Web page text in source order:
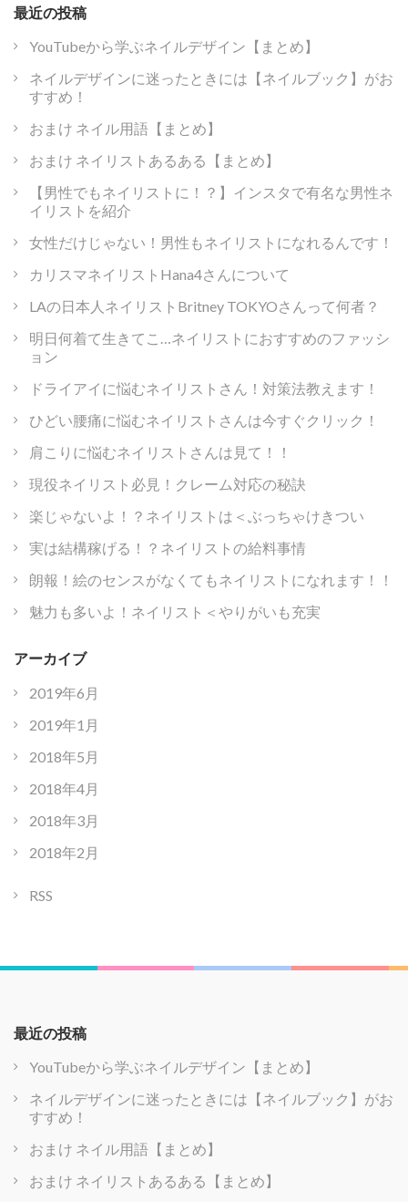
最近の投稿
YouTubeから学ぶネイルデザイン【まとめ】
ネイルデザインに迷ったときには【ネイルブック】がお
すすめ！
おまけ ネイル用語【まとめ】
おまけ ネイリストあるある【まとめ】
【男性でもネイリストに！？】インスタで有名な男性ネ
イリストを紹介
女性だけじゃない！男性もネイリストになれるんです！
カリスマネイリストHana4さんについて
LAの日本人ネイリストBritney TOKYOさんって何者？
明日何着て生きてこ…ネイリストにおすすめのファッシ
ョン
ドライアイに悩むネイリストさん！対策法教えます！
ひどい腰痛に悩むネイリストさんは今すぐクリック！
肩こりに悩むネイリストさんは見て！！
現役ネイリスト必見！クレーム対応の秘訣
楽じゃないよ！？ネイリストは＜ぶっちゃけきつい
実は結構稼げる！？ネイリストの給料事情
朗報！絵のセンスがなくてもネイリストになれます！！
魅力も多いよ！ネイリスト＜やりがいも充実
アーカイブ
2019年6月
2019年1月
2018年5月
2018年4月
2018年3月
2018年2月
RSS
最近の投稿
YouTubeから学ぶネイルデザイン【まとめ】
ネイルデザインに迷ったときには【ネイルブック】がお
すすめ！
おまけ ネイル用語【まとめ】
おまけ ネイリストあるある【まとめ】